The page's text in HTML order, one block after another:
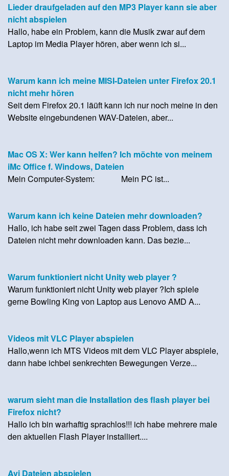
Lieder draufgeladen auf den MP3 Player kann sie aber
nicht abspielen
Hallo, habe ein Problem, kann die Musik zwar auf dem
Laptop im Media Player hören, aber wenn ich si...
Warum kann ich meine MISI-Dateien unter Firefox 20.1
nicht mehr hören
Seit dem Firefox 20.1 läüft kann ich nur noch meine in den
Website eingebundenen WAV-Dateien, aber...
Mac OS X: Wer kann helfen? Ich möchte von meinem
iMc Office f. Windows, Dateien
Mein Computer-System: Mein PC ist...
Warum kann ich keine Dateien mehr downloaden?
Hallo, ich habe seit zwei Tagen dass Problem, dass ich
Dateien nicht mehr downloaden kann. Das bezie...
Warum funktioniert nicht Unity web player ?
Warum funktioniert nicht Unity web player ?Ich spiele
gerne Bowling King von Laptop aus Lenovo AMD A...
Videos mit VLC Player abspielen
Hallo,wenn ich MTS Videos mit dem VLC Player abspiele,
dann habe ichbei senkrechten Bewegungen Verze...
warum sieht man die Installation des flash player bei
Firefox nicht?
Hallo ich bin warhaftig sprachlos!!! ich habe mehrere male
den aktuellen Flash Player installiert....
Avi Dateien abspielen